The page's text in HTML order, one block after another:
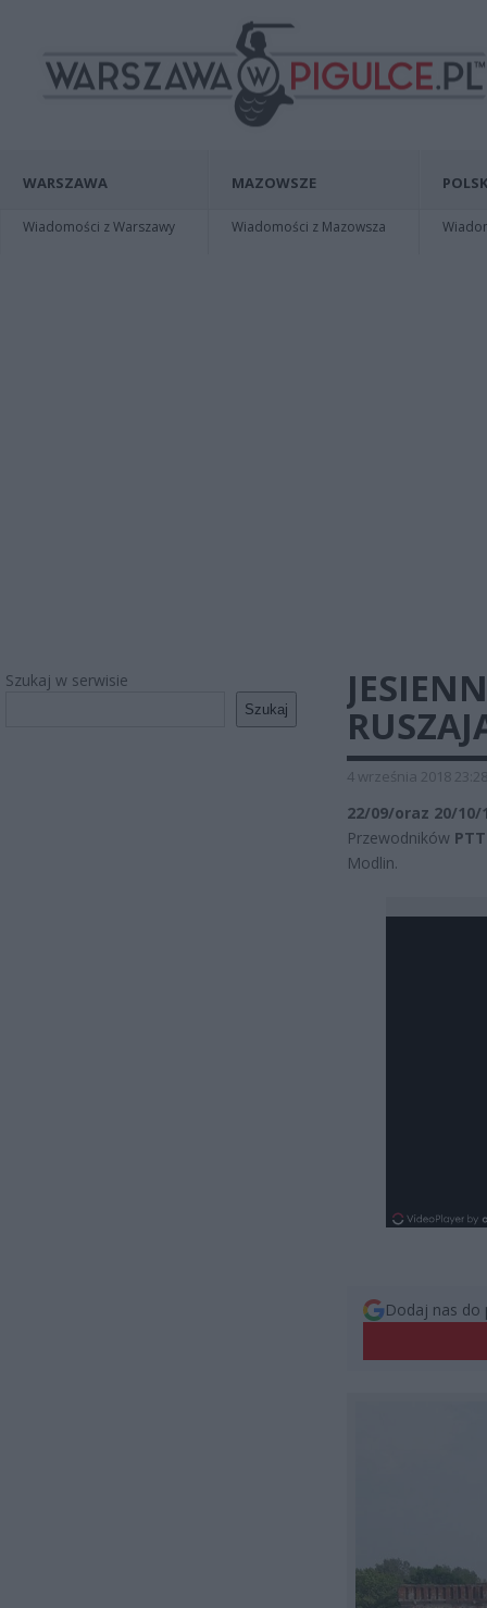
WARSZAWA
Wiadomości z Warszawy
MAZOWSZE
Wiadomości z Mazowsza
Szukaj w serwisie
Szukaj
4 września 2018 23:28
22/09/oraz 20/
Przewodników
Modlin.
Dodaj nas do